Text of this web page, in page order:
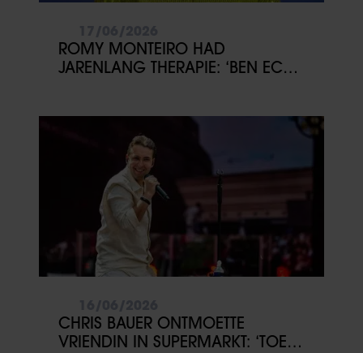
ROMY MONTEIRO HAD
JARENLANG THERAPIE: ‘BEN ECHT
CHRIS BAUER ONTMOETTE
VRIENDIN IN SUPERMARKT: ‘TOEN